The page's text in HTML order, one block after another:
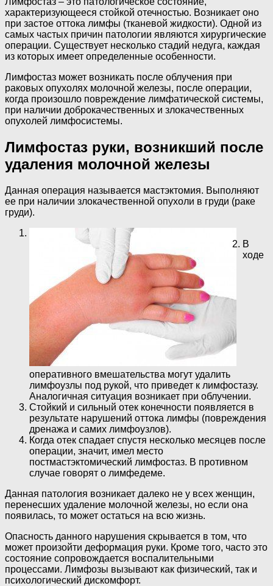
характеризующееся стойкой отечностью. Возникает оно
при застое оттока лимфы (тканевой жидкости). Одной из
самых частых причин патологии являются хирургические
операции. Существует несколько стадий недуга, каждая
из которых имеет определенные особенности.
Лимфостаз может возникать после облучения при
раковых опухолях молочной железы, после операции,
когда произошло повреждение лимфатической системы,
при наличии доброкачественных и злокачественных
опухолей лимфосистемы.
Лимфостаз руки, возникший после
удаления молочной железы
Данная операция называется мастэктомия. Выполняют
ее при наличии злокачественной опухоли в груди (раке
груди).
В
ходе
оперативного вмешательства могут удалить
лимфоузлы под рукой, что приведет к лимфостазу.
Аналогичная ситуация возникает при облучении.
Стойкий и сильный отек конечности появляется в
результате нарушений оттока лимфы (повреждения
дренажа и самих лимфоузлов).
Когда отек спадает спустя несколько месяцев после
операции, значит, имел место
постмастэктомический лимфостаз. В противном
случае говорят о лимфедеме.
Данная патология возникает далеко не у всех женщин,
перенесших удаление молочной железы, но если она
появилась, то может остаться на всю жизнь.
Опасность данного нарушения скрывается в том, что
может произойти деформация руки. Кроме того, часто это
состояние сопровождается воспалительными
процессами. Лимфозы вызывают как физический, так и
психологический дискомфорт.